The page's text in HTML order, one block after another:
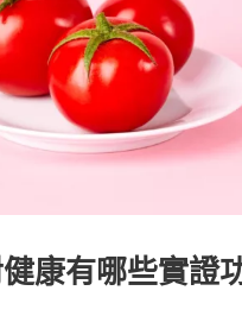
康有哪些實證